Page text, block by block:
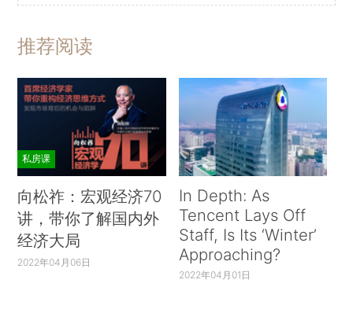
推荐阅读
私房课
向松祚：宏观经济70
讲，带你了解国内外
经济大局
2022年04月06日
In Depth: As
Tencent Lays Off
Staff, Is Its ‘Winter’
Approaching?
2022年04月01日